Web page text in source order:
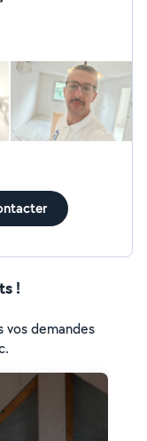
!
vos demandes